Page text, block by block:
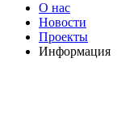
О нас
Новости
Проекты
Информация